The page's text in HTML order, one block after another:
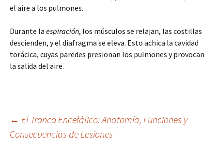
el aire a los pulmones.
Durante la espiración, los músculos se relajan, las costillas
descienden, y el diafragma se eleva. Esto achica la cavidad
torácica, cuyas paredes presionan los pulmones y provocan
la salida del aire.
Navegación
← El Tronco Encefálico: Anatomía, Funciones y
Consecuencias de Lesiones